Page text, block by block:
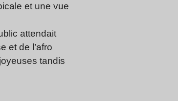
et une vue
attendait
et de l’afro
tandis